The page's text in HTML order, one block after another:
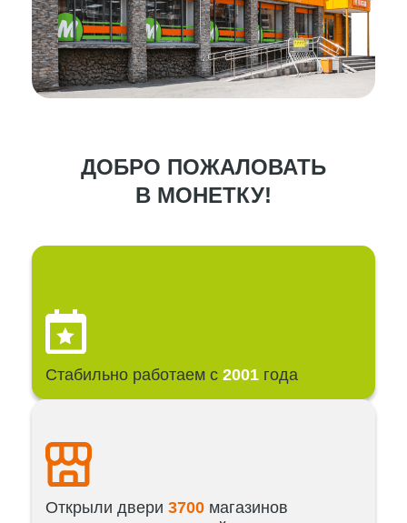
ДОБРО ПОЖАЛОВАТЬ
В МОНЕТКУ!
Стабильно работаем с 2001 года
Открыли двери 3700 магазинов